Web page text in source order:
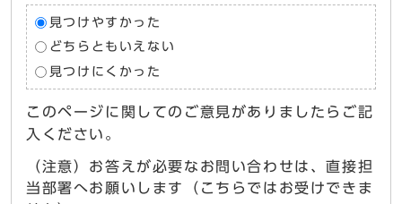
見つけやすかった
どちらともいえない
見つけにくかった
このページに関してのご意見がありましたらご記
入ください。
（注意）お答えが必要なお問い合わせは、直接担
当部署へお願いします（こちらではお受けできま